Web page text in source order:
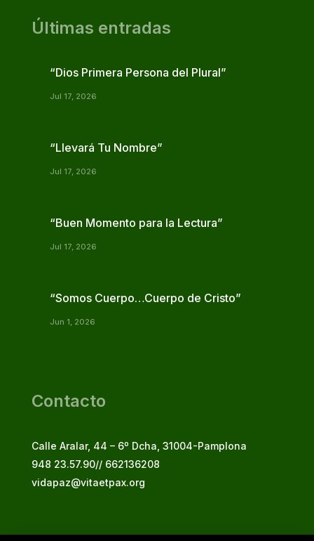
Últimas entradas
“Dios Primera Persona del Plural”
Jul 17, 2026
“Llevará Tu Nombre”
Jul 17, 2026
“Buen Momento para la Lectura”
Jul 17, 2026
“Somos Cuerpo…Cuerpo de Cristo”
Jun 1, 2026
Contacto
Calle Aralar, 44 – 6º Dcha, 31004-Pamplona
948 23.57.90// 662136208
vidapaz@vitaetpax.org